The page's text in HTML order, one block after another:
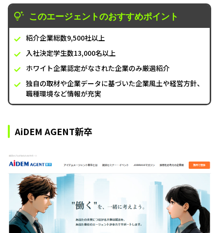
このエージェントのおすすめポイント
紹介企業総数9,500社以上
入社決定学生数13,000名以上
ホワイト企業認定がなされた企業のみ厳選紹介
独自の取材や企業データに基づいた企業風土や経営方針、
職種環境など情報が充実
AiDEM AGENT新卒